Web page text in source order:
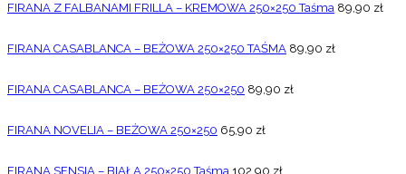
FIRANA Z FALBANAMI FRILLA – KREMOWA 250×250 Taśma 89,90 zł
FIRANA CASABLANCA – BEŻOWA 250×250 TAŚMA 89,90 zł
FIRANA CASABLANCA – BEŻOWA 250×250 89,90 zł
FIRANA NOVELIA – BEŻOWA 250×250 65,90 zł
FIRANA SENSIA – BIAŁA 250×250 Taśma 102,90 zł